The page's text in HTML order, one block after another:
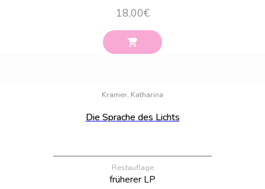
18,00€
Kramer, Katharina
Die Sprache des Lichts
Restauflage
früherer LP